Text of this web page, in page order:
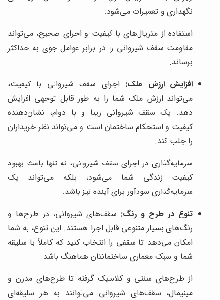
نگهداری و تعمیرات می‌شود.
استفاده از متریال‌های با کیفیت و اجرای صحیح، می‌تواند
مقاومت سقف شیروانی را در برابر عوامل جوی به حداکثر
برساند.
افزایش ارزش ملک: اجرای سقف شیروانی با کیفیت،
می‌تواند ارزش ملک شما را به طور قابل توجهی افزایش
دهد. یک سقف شیروانی زیبا و با دوام، نشان‌دهنده
کیفیت و استحکام ساختمان است و می‌تواند نظر خریداران
را جلب کند.
سرمایه‌گذاری در اجرای سقف شیروانی، نه تنها باعث بهبود
کیفیت زندگی شما می‌شود، بلکه می‌تواند یک
سرمایه‌گذاری سودآور برای آینده نیز باشد.
تنوع در طرح و رنگ: سقف‌های شیروانی، در طرح‌ها و
رنگ‌های بسیار متنوعی قابل اجرا هستند. این تنوع، به شما
امکان می‌دهد تا سقفی را انتخاب کنید که کاملاً با سلیقه
شما و سبک معماری ساختمانتان هماهنگ باشد.
از طرح‌های سنتی و کلاسیک گرفته تا طرح‌های مدرن و
مینیمال، سقف‌های شیروانی می‌توانند به هر سلیقه‌ای